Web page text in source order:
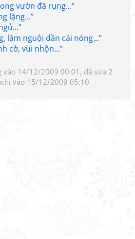
vườn đã rụng...”
lặng...”
làm nguội dần cái nóng...”
cờ, vui nhộn...”
vào 14/12/2009 00:01, đã sửa 2
vào 15/12/2009 05:10